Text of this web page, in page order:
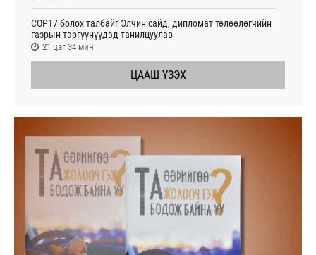
СОР17 болох талбайг Элчин сайд, дипломат төлөөлөгчийн
газрын тэргүүнүүдэд танилцуулав
21 цаг 34 мин
ЦААШ ҮЗЭХ